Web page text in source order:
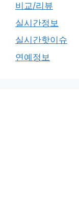
비교/리뷰
실시간정보
실시간핫이슈
연예정보